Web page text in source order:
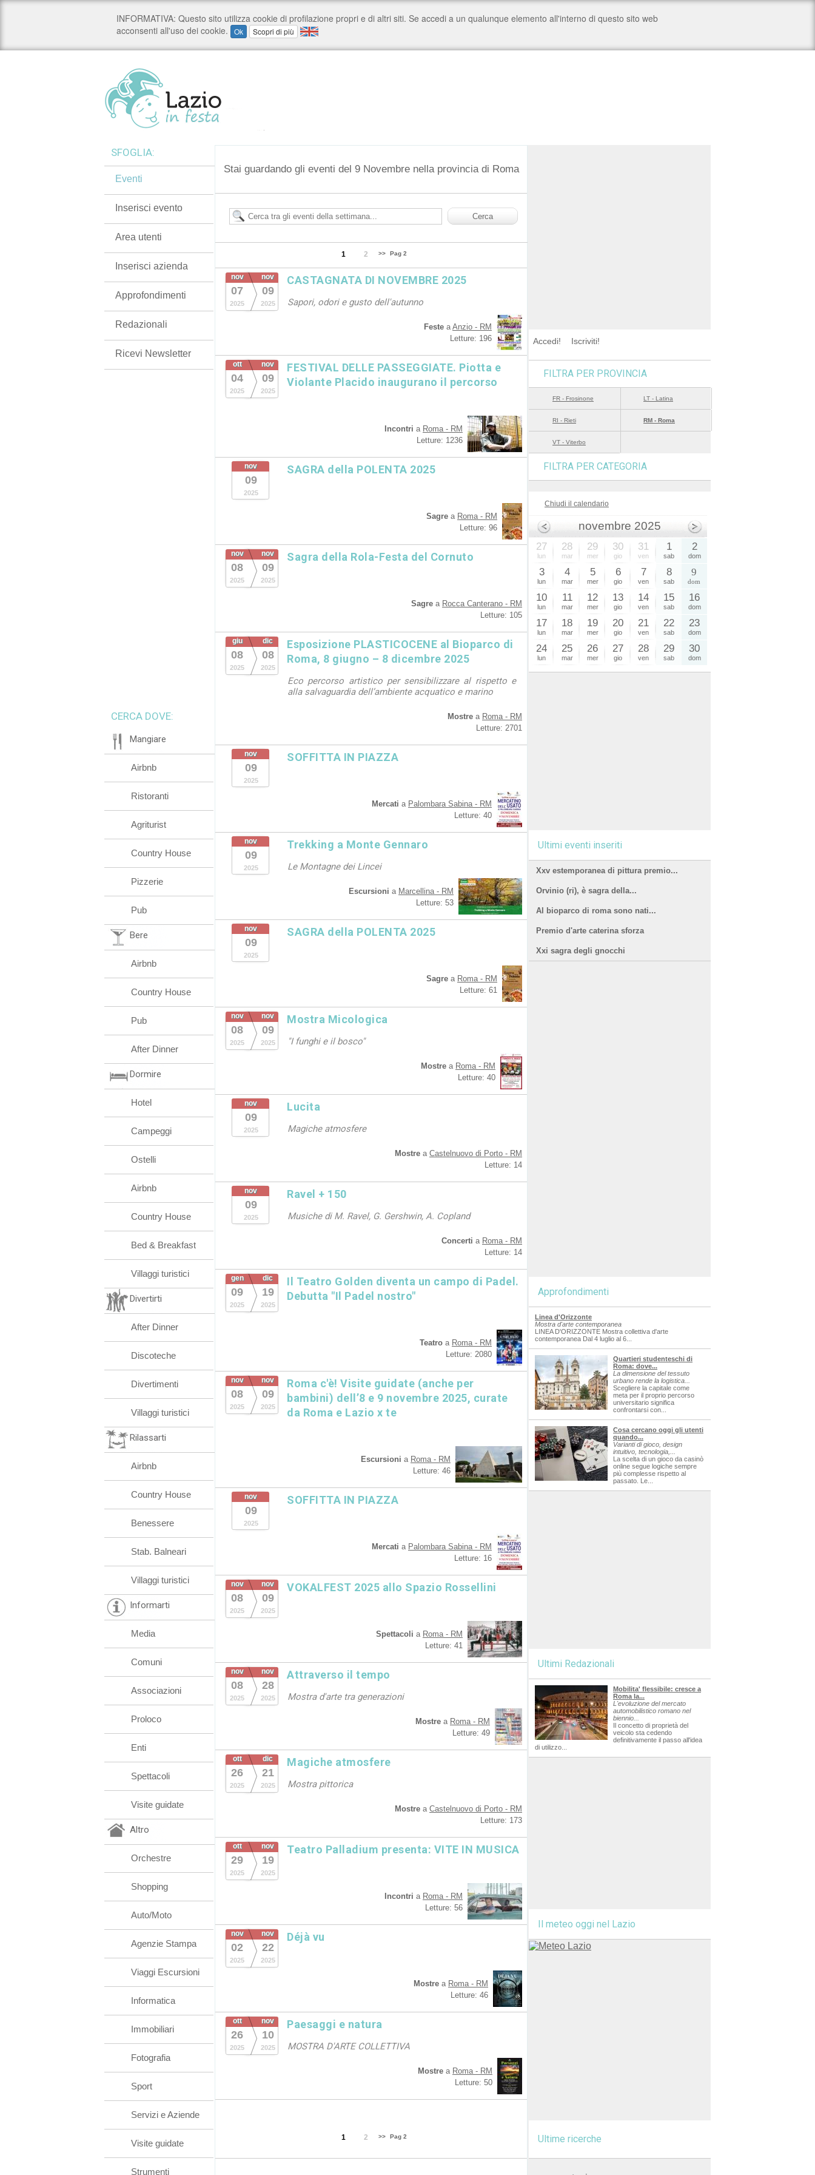
Stai guardando gli eventi del 9 Novembre nella provincia di Roma
1 2 >> Pag 2
nov
07
2025
nov
09
2025
CASTAGNATA DI NOVEMBRE 2025
Sapori, odori e gusto dell'autunno
Feste aAnzio - RM
Letture: 196
ott
04
2025
nov
09
2025
FESTIVAL DELLE PASSEGGIATE. Piotta e
Violante Placido inaugurano il percorso
Incontri a Roma - RM
Letture: 1236
nov
09
2025
SAGRA della POLENTA 2025
Sagre a Roma - RM
Letture: 96
nov
08
2025
nov
09
2025
Sagra della Rola-Festa del Cornuto
Sagre a Rocca Canterano - RM
Letture: 105
giu
08
2025
dic
08
2025
Esposizione PLASTICOCENE al Bioparco di
Roma, 8 giugno – 8 dicembre 2025
Eco percorso artistico per sensibilizzare al rispetto e
alla salvaguardia dell’ambiente acquatico e marino
Mostre a Roma - RM
Letture: 2701
nov
09
2025
SOFFITTA IN PIAZZA
Mercati a Palombara Sabina - RM
Letture: 40
nov
09
2025
Trekking a Monte Gennaro
Le Montagne dei Lincei
Escursioni a Marcellina - RM
Letture: 53
nov
09
2025
SAGRA della POLENTA 2025
Sagre a Roma - RM
Letture: 61
nov
08
2025
nov
09
2025
Mostra Micologica
"I funghi e il bosco"
Mostre a Roma - RM
Letture: 40
nov
09
2025
Lucita
Magiche atmosfere
Mostre a Castelnuovo di Porto - RM
Letture: 14
nov
09
2025
Ravel + 150
Musiche di M. Ravel, G. Gershwin, A. Copland
Concerti a Roma - RM
Letture: 14
gen
09
2025
dic
19
2025
Il Teatro Golden diventa un campo di Padel.
Debutta "Il Padel nostro"
Teatro a Roma - RM
Letture: 2080
nov
08
2025
nov
09
2025
Roma c'è! Visite guidate (anche per
bambini) dell’8 e 9 novembre 2025, curate
da Roma e Lazio x te
Escursioni a Roma - RM
Letture: 46
nov
09
2025
SOFFITTA IN PIAZZA
Mercati a Palombara Sabina - RM
Letture: 16
nov
08
2025
nov
09
2025
VOKALFEST 2025 allo Spazio Rossellini
Spettacoli a Roma - RM
Letture: 41
nov
08
2025
nov
28
2025
Attraverso il tempo
Mostra d'arte tra generazioni
Mostre a Roma - RM
Letture: 49
ott
26
2025
dic
21
2025
Magiche atmosfere
Mostra pittorica
Mostre a Castelnuovo di Porto - RM
Letture: 173
ott
29
2025
nov
19
2025
Teatro Palladium presenta: VITE IN MUSICA
Incontri a Roma - RM
Letture: 56
nov
02
2025
nov
22
2025
Déjà vu
Mostre a Roma - RM
Letture: 46
ott
26
2025
nov
10
2025
Paesaggi e natura
MOSTRA D'ARTE COLLETTIVA
Mostre a Roma - RM
Letture: 50
1 2 >> Pag 2
SFOGLIA:
Eventi
Inserisci evento
Area utenti
Inserisci azienda
Approfondimenti
Redazionali
Ricevi Newsletter
CERCA DOVE:
Mangiare
Airbnb
Ristoranti
Agriturist
Country House
Pizzerie
Pub
Bere
Airbnb
Country House
Pub
After Dinner
Dormire
Hotel
Campeggi
Ostelli
Airbnb
Country House
Bed & Breakfast
Villaggi turistici
Divertirti
After Dinner
Discoteche
Divertimenti
Villaggi turistici
Rilassarti
Airbnb
Country House
Benessere
Stab. Balneari
Villaggi turistici
Informarti
Media
Comuni
Associazioni
Proloco
Enti
Spettacoli
Visite guidate
Altro
Orchestre
Shopping
Auto/Moto
Agenzie Stampa
Viaggi Escursioni
Informatica
Immobiliari
Fotografia
Sport
Servizi e Aziende
Visite guidate
Strumenti
Accedi! Iscriviti!
FILTRA PER PROVINCIA
FR - Frosinone LT - Latina
RI - Rieti RM - Roma
VT - Viterbo
FILTRA PER CATEGORIA
Chiudi il calendario
novembre 2025
27
lun
28
mar
29
mer
30
gio
31
ven
1
sab
2
dom
3
lun
4
mar
5
mer
6
gio
7
ven
8
sab
9
dom
10
lun
11
mar
12
mer
13
gio
14
ven
15
sab
16
dom
17
lun
18
mar
19
mer
20
gio
21
ven
22
sab
23
dom
24
lun
25
mar
26
mer
27
gio
28
ven
29
sab
30
dom
Ultimi eventi inseriti
Xxv estemporanea di pittura premio...
Orvinio (ri), è sagra della...
Al bioparco di roma sono nati...
Premio d'arte caterina sforza
Xxi sagra degli gnocchi
Approfondimenti
Linea d'Orizzonte
Mostra d'arte contemporanea
LINEA D'ORIZZONTE Mostra collettiva d'arte
contemporanea Dal 4 luglio al 6...
Quartieri studenteschi di
Roma: dove...
La dimensione del tessuto
urbano rende la logistica...
Scegliere la capitale come
meta per il proprio percorso
universitario significa
confrontarsi con...
Cosa cercano oggi gli utenti
quando...
Varianti di gioco, design
intuitivo, tecnologia,...
La scelta di un gioco da casinò
online segue logiche sempre
più complesse rispetto al
passato. Le...
Ultimi Redazionali
Mobilita' flessibile: cresce a
Roma la...
L'evoluzione del mercato
automobilistico romano nel
biennio...
Il concetto di proprietà del
veicolo sta cedendo
definitivamente il passo all'idea
di utilizzo...
Il meteo oggi nel Lazio
Ultime ricerche